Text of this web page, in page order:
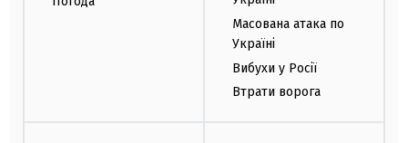
Масована атака по
Україні
Вибухи у Росії
Втрати ворога